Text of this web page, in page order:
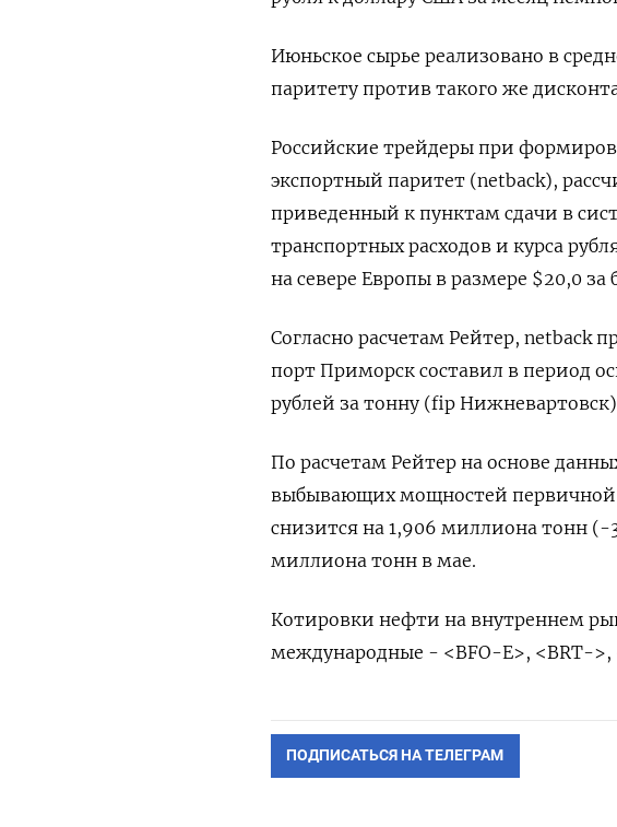
Июньское сырье реализовано в
паритету против такого же
Российские трейдеры при
экспортный паритет (netback),
приведенный к пунктам сдачи в
транспортных расходов и курса
на севере Европы в размере $20,0 за
Согласно расчетам Рейтер, netback
порт Приморск составил в период
рублей за тонну (fip
По расчетам Рейтер на основе
выбывающих мощностей
снизится на 1,906 миллиона тонн (-
миллиона тонн в мае.
Котировки нефти на внутреннем
международные - <BFO-E>, <BRT->,
ПОДПИСАТЬСЯ НА ТЕЛЕГРАМ